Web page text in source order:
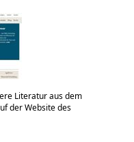
Literatur aus dem
der Website des